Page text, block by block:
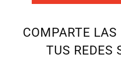
COMPARTE
TUS REDES